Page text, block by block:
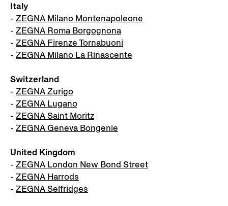
Italy
- ZEGNA Milano Montenapoleone
- ZEGNA Roma Borgognona
- ZEGNA Firenze Tornabuoni
- ZEGNA Milano La Rinascente
Switzerland
- ZEGNA Zurigo
- ZEGNA Lugano
- ZEGNA Saint Moritz
- ZEGNA Geneva Bongenie
United Kingdom
- ZEGNA London New Bond Street
- ZEGNA Harrods
- ZEGNA Selfridges